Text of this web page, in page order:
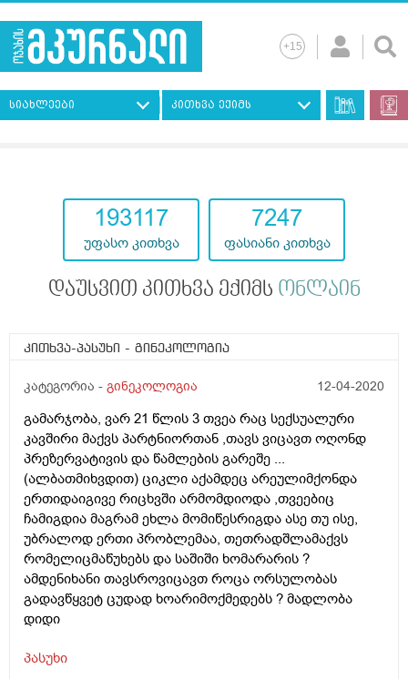
სიახლეები კითხვა ექიმს
193117
უფასო კითხვა
7247
ფასიანი კითხვა
დაუსვით კითხვა ექიმს ონლაინ
კითხვა-პასუხი - გინეკოლოგია
კატეგორია - გინეკოლოგია 12-04-2020
გამარჯობა, ვარ 21 წლის 3 თვეა რაც სექსუალური
კავშირი მაქვს პარტნიორთან ,თავს ვიცავთ ოღონდ
პრეზერვატივის და წამლების გარეშე ...
(ალბათმიხვდით) ციკლი აქამდეც არეულიმქონდა
ერთიდაიგივე რიცხვში არმომდიოდა ,თვეებიც
ჩამიგდია მაგრამ ეხლა მომიწესრიგდა ასე თუ ისე,
უბრალოდ ერთი პრობლემაა, თეთრადშლამაქვს
რომელიცმაწუხებს და საშიში ხომარარის ?
ამდენიხანი თავსროვიცავთ როცა ორსულობას
გადავწყვეტ ცუდად ხოარიმოქმედებს ? მადლობა
დიდი
პასუხი